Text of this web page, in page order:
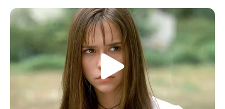
nemzetközi felületen próbálta megvédeni a
hivatalát.
MUTATJUK A RÉSZLETEKET! A hivatalban lévő
vezető hangsúlyozta, hogy egyetlen parlamenti
többség sem adhat felhatalmazást az európai
értékek figyelmen kívül hagyására a politikai